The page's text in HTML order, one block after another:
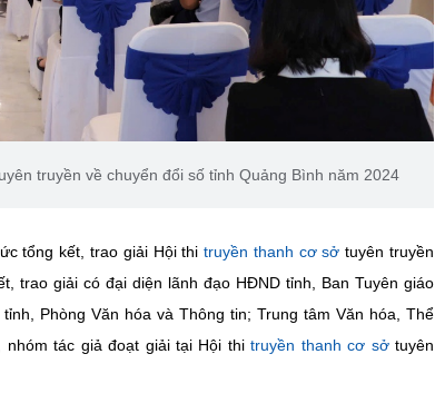
truyền về chuyển đổi số tỉnh Quảng Bình năm 2024
tổng kết, trao giải Hội thitruyền thanh cơ sở tuyên truyền
trao giải có đại diện lãnh đạo HĐND tỉnh, Ban Tuyên giáo
Phòng Văn hóa và Thông tin; Trung tâm Văn hóa, Thể
nhóm tác giả đoạt giải tại Hội thitruyền thanh cơ sởtuyên